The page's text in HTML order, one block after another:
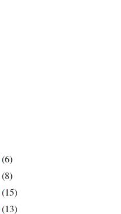
(6)
(8)
(15)
(13)